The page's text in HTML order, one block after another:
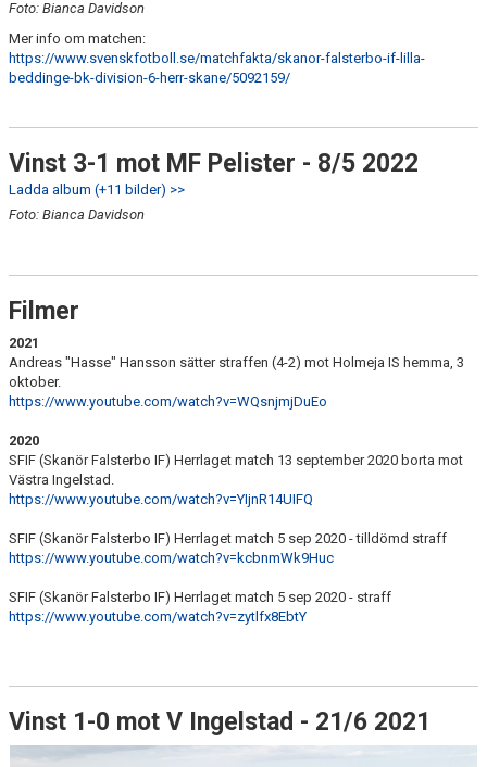
Foto: Bianca Davidson
Mer info om matchen:
https://www.svenskfotboll.se/matchfakta/skanor-falsterbo-if-lilla-
beddinge-bk-division-6-herr-skane/5092159/
Vinst 3-1 mot MF Pelister - 8/5 2022
Ladda album (+11 bilder) >>
Foto: Bianca Davidson
Filmer
2021
Andreas "Hasse" Hansson sätter straffen (4-2) mot Holmeja IS hemma, 3
oktober.
https://www.youtube.com/watch?v=WQsnjmjDuEo
2020
SFIF (Skanör Falsterbo IF) Herrlaget match 13 september 2020 borta mot
Västra Ingelstad.
https://www.youtube.com/watch?v=YIjnR14UIFQ
SFIF (Skanör Falsterbo IF) Herrlaget match 5 sep 2020 - tilldömd straff
https://www.youtube.com/watch?v=kcbnmWk9Huc
SFIF (Skanör Falsterbo IF) Herrlaget match 5 sep 2020 - straff
https://www.youtube.com/watch?v=zytlfx8EbtY
Vinst 1-0 mot V Ingelstad - 21/6 2021